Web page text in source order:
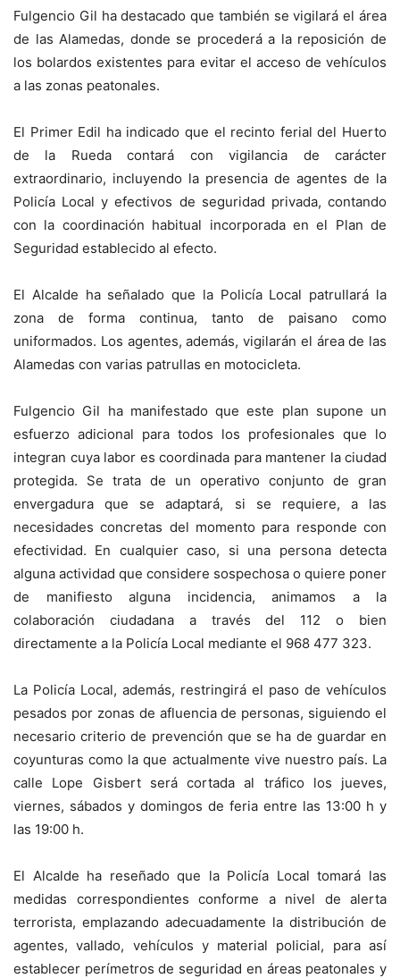
Fulgencio Gil ha destacado que también se vigilará el área
de las Alamedas, donde se procederá a la reposición de
los bolardos existentes para evitar el acceso de vehículos
a las zonas peatonales.
El Primer Edil ha indicado que el recinto ferial del Huerto
de la Rueda contará con vigilancia de carácter
extraordinario, incluyendo la presencia de agentes de la
Policía Local y efectivos de seguridad privada, contando
con la coordinación habitual incorporada en el Plan de
Seguridad establecido al efecto.
El Alcalde ha señalado que la Policía Local patrullará la
zona de forma continua, tanto de paisano como
uniformados. Los agentes, además, vigilarán el área de las
Alamedas con varias patrullas en motocicleta.
Fulgencio Gil ha manifestado que este plan supone un
esfuerzo adicional para todos los profesionales que lo
integran cuya labor es coordinada para mantener la ciudad
protegida. Se trata de un operativo conjunto de gran
envergadura que se adaptará, si se requiere, a las
necesidades concretas del momento para responde con
efectividad. En cualquier caso, si una persona detecta
alguna actividad que considere sospechosa o quiere poner
de manifiesto alguna incidencia, animamos a la
colaboración ciudadana a través del 112 o bien
directamente a la Policía Local mediante el 968 477 323.
La Policía Local, además, restringirá el paso de vehículos
pesados por zonas de afluencia de personas, siguiendo el
necesario criterio de prevención que se ha de guardar en
coyunturas como la que actualmente vive nuestro país. La
calle Lope Gisbert será cortada al tráfico los jueves,
viernes, sábados y domingos de feria entre las 13:00 h y
las 19:00 h.
El Alcalde ha reseñado que la Policía Local tomará las
medidas correspondientes conforme a nivel de alerta
terrorista, emplazando adecuadamente la distribución de
agentes, vallado, vehículos y material policial, para así
establecer perímetros de seguridad en áreas peatonales y